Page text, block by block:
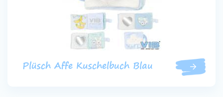
Plüsch Affe Kuschelbuch Blau